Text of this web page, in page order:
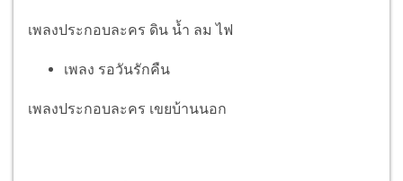
เพลงประกอบละคร ดิน น้ำ ลม ไฟ
เพลง รอวันรักคืน
เพลงประกอบละคร เขยบ้านนอก